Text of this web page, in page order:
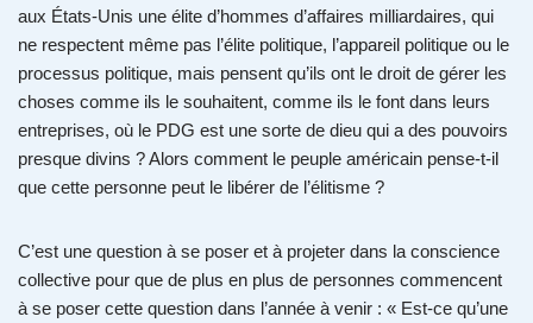
aux États-Unis une élite d’hommes d’affaires milliardaires, qui
ne respectent même pas l’élite politique, l’appareil politique ou le
processus politique, mais pensent qu’ils ont le droit de gérer les
choses comme ils le souhaitent, comme ils le font dans leurs
entreprises, où le PDG est une sorte de dieu qui a des pouvoirs
presque divins ? Alors comment le peuple américain pense-t-il
que cette personne peut le libérer de l’élitisme ?
C’est une question à se poser et à projeter dans la conscience
collective pour que de plus en plus de personnes commencent
à se poser cette question dans l’année à venir : « Est-ce qu’une